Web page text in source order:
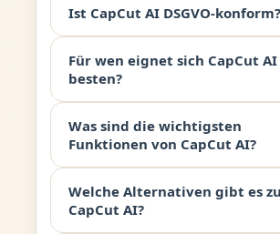
Ist CapCut AI DSGVO-konform?
Für wen eignet sich CapCut AI
besten?
Was sind die wichtigsten
Funktionen von CapCut AI?
Welche Alternativen gibt es zu
CapCut AI?